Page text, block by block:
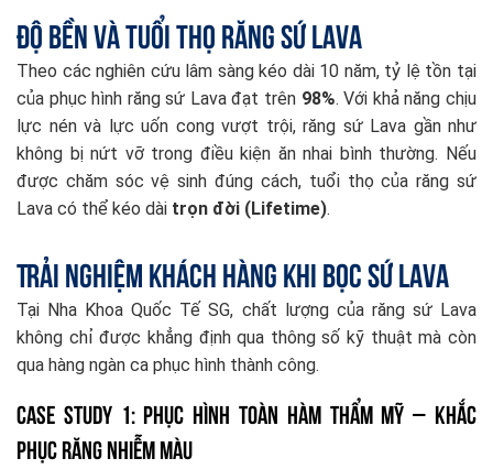
Độ bền và tuổi thọ răng sứ Lava
Theo các nghiên cứu lâm sàng kéo dài 10 năm, tỷ lệ tồn tại
của phục hình răng sứ Lava đạt trên 98%. Với khả năng chịu
lực nén và lực uốn cong vượt trội, răng sứ Lava gần như
không bị nứt vỡ trong điều kiện ăn nhai bình thường. Nếu
được chăm sóc vệ sinh đúng cách, tuổi thọ của răng sứ
Lava có thể kéo dài trọn đời (Lifetime).
Trải nghiệm khách hàng khi bọc sứ Lava
Tại Nha Khoa Quốc Tế SG, chất lượng của răng sứ Lava
không chỉ được khẳng định qua thông số kỹ thuật mà còn
qua hàng ngàn ca phục hình thành công.
Case Study 1: Phục hình toàn hàm thẩm mỹ – Khắc
phục răng nhiễm màu